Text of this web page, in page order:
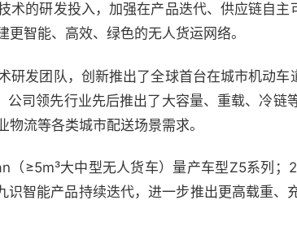
术的研发投入，加强在产品迭代、供应链自主
智能、高效、绿色的无人货运网络。
研发团队，创新推出了全球首台在城市机动车
司领先行业先后推出了大容量、重载、冷链
流等各类城市配送场景需求。
≥5m³大中型无人货车）量产车型Z5系列；
智能产品持续迭代，进一步推出更高载重、